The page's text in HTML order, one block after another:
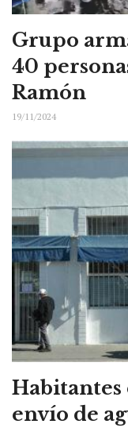
Grupo
40
Ramón
19/11/2024
envío de